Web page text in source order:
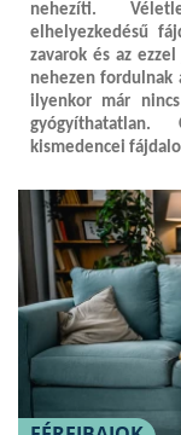
nehezíti.
elhelyezkedésű
zavarok és az
nehezen fordulnak
ilyenkor már
kismedencei